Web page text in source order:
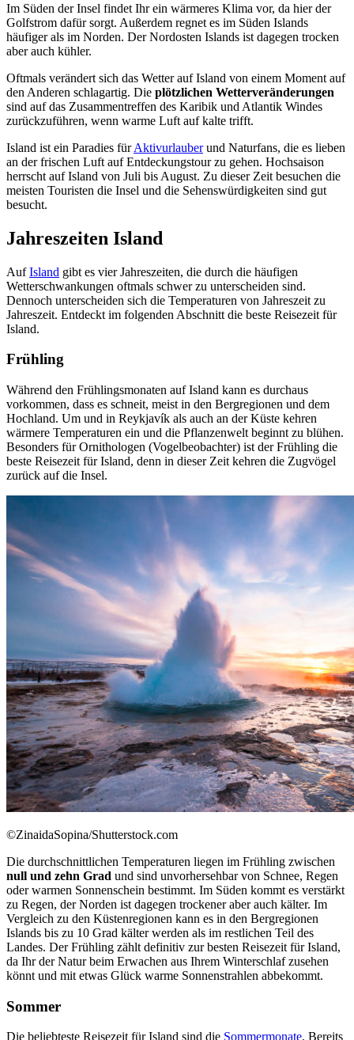
Im Süden der Insel findet Ihr ein wärmeres Klima vor, da hier der
Golfstrom dafür sorgt. Außerdem regnet es im Süden Islands
häufiger als im Norden. Der Nordosten Islands ist dagegen trocken
aber auch kühler.
Oftmals verändert sich das Wetter auf Island von einem Moment auf
den Anderen schlagartig. Die plötzlichen Wetterveränderungen
sind auf das Zusammentreffen des Karibik und Atlantik Windes
zurückzuführen, wenn warme Luft auf kalte trifft.
Island ist ein Paradies fürAktivurlauberund Naturfans, die es lieben
an der frischen Luft auf Entdeckungstour zu gehen. Hochsaison
herrscht auf Island von Juli bis August. Zu dieser Zeit besuchen die
meisten Touristen die Insel und die Sehenswürdigkeiten sind gut
besucht.
Jahreszeiten Island
AufIsland gibt es vier Jahreszeiten, die durch die häufigen
Wetterschwankungen oftmals schwer zu unterscheiden sind.
Dennoch unterscheiden sich die Temperaturen von Jahreszeit zu
Jahreszeit. Entdeckt im folgenden Abschnitt die beste Reisezeit für
Island.
Frühling
Während den Frühlingsmonaten auf Island kann es durchaus
vorkommen, dass es schneit, meist in den Bergregionen und dem
Hochland. Um und in Reykjavík als auch an der Küste kehren
wärmere Temperaturen ein und die Pflanzenwelt beginnt zu blühen.
Besonders für Ornithologen (Vogelbeobachter) ist der Frühling die
beste Reisezeit für Island, denn in dieser Zeit kehren die Zugvögel
zurück auf die Insel.
©ZinaidaSopina/Shutterstock.com
Die durchschnittlichen Temperaturen liegen im Frühling zwischen
null und zehn Grad und sind unvorhersehbar von Schnee, Regen
oder warmen Sonnenschein bestimmt. Im Süden kommt es verstärkt
zu Regen, der Norden ist dagegen trockener aber auch kälter. Im
Vergleich zu den Küstenregionen kann es in den Bergregionen
Islands bis zu 10 Grad kälter werden als im restlichen Teil des
Landes. Der Frühling zählt definitiv zur besten Reisezeit für Island,
da Ihr der Natur beim Erwachen aus Ihrem Winterschlaf zusehen
könnt und mit etwas Glück warme Sonnenstrahlen abbekommt.
Sommer
Die beliebteste Reisezeit für Island sind die Sommermonate. Bereits